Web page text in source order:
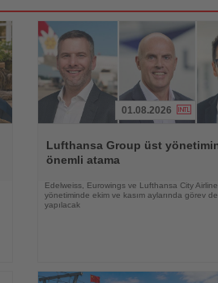
Oku
01.08.2026
Lufthansa Group üst
önemli atama
Edelweiss, Eurowings ve Lufthansa City
yönetiminde ekim ve kasım aylarında görev
yapılacak